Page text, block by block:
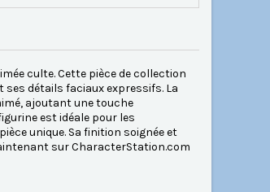
culte. Cette pièce de collection
détails faciaux expressifs. La
ajoutant une touche
est idéale pour les
unique. Sa finition soignée et
sur CharacterStation.com